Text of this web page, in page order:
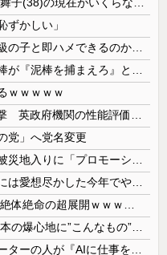
ずかしい」
ｗｗｗｗｗ
党」へ党名変更